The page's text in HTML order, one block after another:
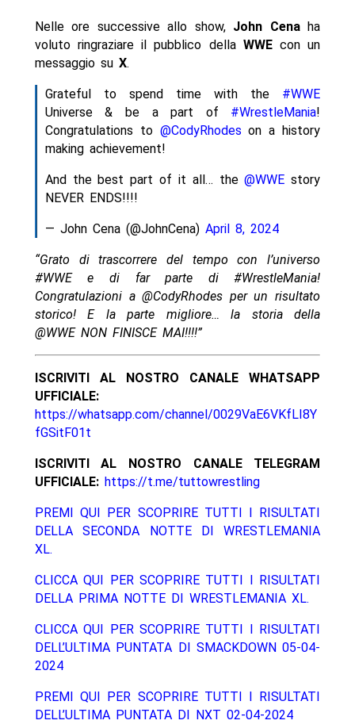
Nelle ore successive allo show, John Cenaha
voluto ringraziare il pubblico della WWEcon un
messaggio suX.
Grateful to spend time with the #WWE
Universe & be a part of #WrestleMania!
Congratulations to @CodyRhodes on a history
making achievement!
And the best part of it all… the@WWE story
NEVER ENDS!!!!
— John Cena (@JohnCena) April 8, 2024
“Grato di trascorrere del tempo con l’universo
#WWE e di far parte di #WrestleMania!
Congratulazioni a @CodyRhodes per un risultato
storico! E la parte migliore… la storia della
@WWE NON FINISCE MAI!!!!”
ISCRIVITI AL NOSTRO CANALE WHATSAPP
UFFICIALE:
https://whatsapp.com/channel/0029VaE6VKfLI8Y
fGSitF01t
ISCRIVITI AL NOSTRO CANALE TELEGRAM
UFFICIALE: https://t.me/tuttowrestling
PREMI QUI PER SCOPRIRE TUTTI I RISULTATI
DELLA SECONDA NOTTE DI WRESTLEMANIA
XL.
CLICCA QUI PER SCOPRIRE TUTTI I RISULTATI
DELLA PRIMA NOTTE DI WRESTLEMANIA XL.
CLICCA QUI PER SCOPRIRE TUTTI I RISULTATI
DELL’ULTIMA PUNTATA DI SMACKDOWN 05-04-
2024
PREMI QUI PER SCOPRIRE TUTTI I RISULTATI
DELL’ULTIMA PUNTATA DI NXT 02-04-2024